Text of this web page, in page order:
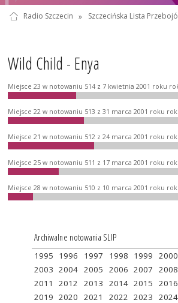
Radio Szczecin » Szczecińska Lista
Wild Child - Enya
Miejsce 23 w notowaniu 514 z 7 kwietnia 2001 roku
Miejsce 22 w notowaniu 513 z 31 marca 2001 roku
Miejsce 21 w notowaniu 512 z 24 marca 2001 roku
Miejsce 25 w notowaniu 511 z 17 marca 2001 roku
Miejsce 28 w notowaniu 510 z 10 marca 2001 roku
Archiwalne notowania SLIP
1995 1996 1997 1998 1999 2000
2003 2004 2005 2006 2007 2008
2011
2012 2013 2014 2015 2016
2019 2020 2021 2022 2023 2024